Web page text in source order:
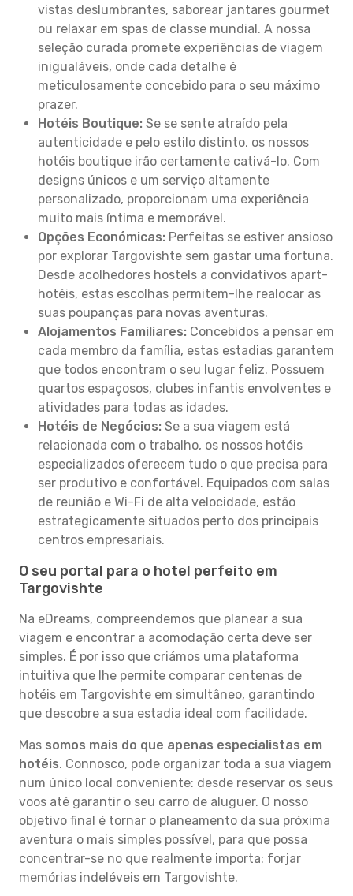
vistas deslumbrantes, saborear jantares gourmet
ou relaxar em spas de classe mundial. A nossa
seleção curada promete experiências de viagem
inigualáveis, onde cada detalhe é
meticulosamente concebido para o seu máximo
prazer.
Hotéis Boutique: Se se sente atraído pela
autenticidade e pelo estilo distinto, os nossos
hotéis boutique irão certamente cativá-lo. Com
designs únicos e um serviço altamente
personalizado, proporcionam uma experiência
muito mais íntima e memorável.
Opções Económicas: Perfeitas se estiver ansioso
por explorar Targovishte sem gastar uma fortuna.
Desde acolhedores hostels a convidativos apart-
hotéis, estas escolhas permitem-lhe realocar as
suas poupanças para novas aventuras.
Alojamentos Familiares: Concebidos a pensar em
cada membro da família, estas estadias garantem
que todos encontram o seu lugar feliz. Possuem
quartos espaçosos, clubes infantis envolventes e
atividades para todas as idades.
Hotéis de Negócios: Se a sua viagem está
relacionada com o trabalho, os nossos hotéis
especializados oferecem tudo o que precisa para
ser produtivo e confortável. Equipados com salas
de reunião e Wi-Fi de alta velocidade, estão
estrategicamente situados perto dos principais
centros empresariais.
O seu portal para o hotel perfeito em
Targovishte
Na eDreams, compreendemos que planear a sua
viagem e encontrar a acomodação certa deve ser
simples. É por isso que criámos uma plataforma
intuitiva que lhe permite comparar centenas de
hotéis em Targovishte em simultâneo, garantindo
que descobre a sua estadia ideal com facilidade.
Mas somos mais do que apenas especialistas em
hotéis. Connosco, pode organizar toda a sua viagem
num único local conveniente: desde reservar os seus
voos até garantir o seu carro de aluguer. O nosso
objetivo final é tornar o planeamento da sua próxima
aventura o mais simples possível, para que possa
concentrar-se no que realmente importa: forjar
memórias indeléveis em Targovishte.